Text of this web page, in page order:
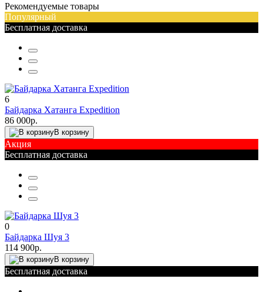
Рекомендуемые товары
Популярный
Бесплатная доставка
6
Байдарка Хатанга Expedition
86 000р.
В корзину
Акция
Бесплатная доставка
0
Байдарка Шуя 3
114 900р.
В корзину
Бесплатная доставка